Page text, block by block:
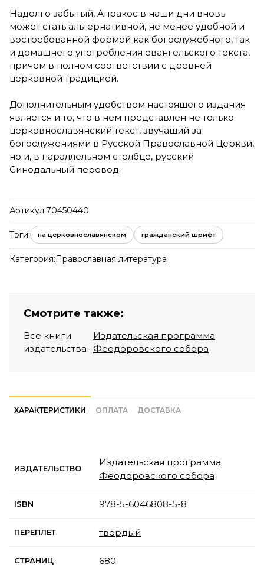
Надолго забытый, Апракос в наши дни вновь
может стать альтернативной, не менее удобной и
востребованной формой как богослужебного, так
и домашнего употребления евангельского текста,
причем в полном соответствии с древней
церковной традицией.
Дополнительным удобством настоящего издания
является и то, что в нем представлен не только
церковнославянский текст, звучащий за
богослужениями в Русской Православной Церкви,
но и, в параллельном столбце, русский
Синодальный перевод.
Артикул:70450440
Тэги: на церковнославянском гражданский шрифт
Категория:Православная литература
Смотрите также:
Все книги
издательства
Издательская программа
Феодоровского собора
ХАРАКТЕРИСТИКИ ОПЛАТА ДОСТАВКА
ИЗДАТЕЛЬСТВО
Издательская программа
Феодоровского собора
ISBN 978-5-6046808-5-8
ПЕРЕПЛЕТ твердый
СТРАНИЦ 680